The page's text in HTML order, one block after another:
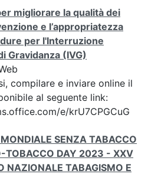
migliorare la qualità dei
e l’appropriatezza
per l'Interruzione
Gravidanza (IVG)
compilare e inviare online il
al seguente link:
e/krU7CPGCuG
SENZA TABACCO
TOBACCO DAY 2023 - XXV
NAZIONALE TABAGISMO E